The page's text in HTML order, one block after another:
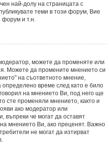
най-долу на страницата с
теми в този форум, Вие
форум и т.н.
можете да променяте или
Можете да промените мнението си
на съответното мнение,
определено време след като е било
на мнението Ви, под него ще
сте променяли мнението, както и
ако модератор или
въпреки че могат да оставят
мнението Ви, ако преценят. Важно
не могат да изтирват